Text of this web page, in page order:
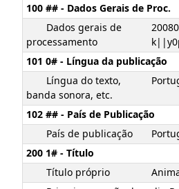
100 ## - Dados Gerais de Proc.
Dados gerais de
processamento
101 0# - Língua da publicação
Língua do texto,
banda sonora, etc.
102 ## - País de Publicação
País de publicação
200 1# - Título
Título próprio